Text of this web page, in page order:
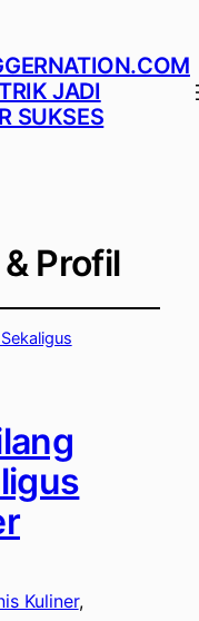
JADI
SUKSES
Profil
Kuliner,